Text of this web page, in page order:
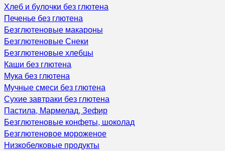
Хлеб и булочки без глютена
Печенье без глютена
Безглютеновые макароны
Безглютеновые Снеки
Безглютеновые хлебцы
Каши без глютена
Мука без глютена
Мучные смеси без глютена
Сухие завтраки без глютена
Пастила, Мармелад, Зефир
Безглютеновые конфеты, шоколад
Безглютеновое мороженое
Низкобелковые продукты